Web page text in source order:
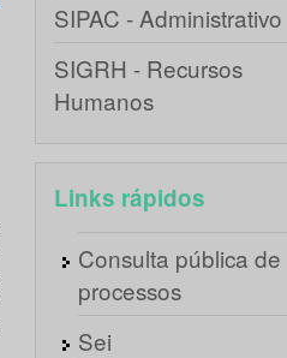
SIPAC - Administrativo
SIGRH - Recursos
Humanos
Links rápidos
Consulta pública de
processos
Sei